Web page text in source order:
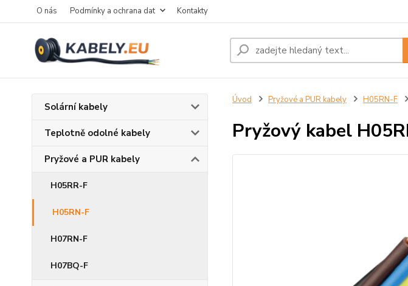
O nás Podmínky a ochrana dat Kontakty
Solární kabely
Teplotně odolné kabely
Pryžové a PUR kabely
H05RR-F
H05RN-F
H07RN-F
H07BQ-F
Úvod Pryžové a PUR kabely H05RN-F
Pryžový kabel